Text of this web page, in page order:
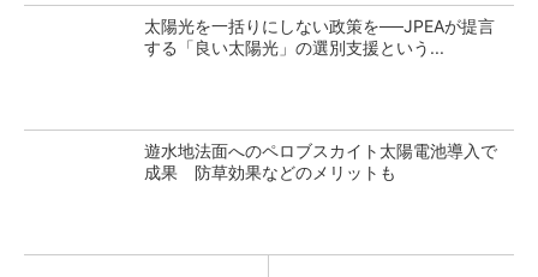
太陽光を一括りにしない政策を──JPEAが提言
する「良い太陽光」の選別支援という...
遊水地法面へのペロブスカイト太陽電池導入で
成果 防草効果などのメリットも